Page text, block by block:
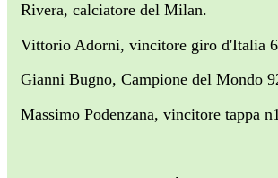
Rivera, calciatore del Milan.
Vittorio Adorni, vincitore giro d'Italia
Gianni Bugno, Campione del Mondo
Massimo Podenzana, vincitore tappa